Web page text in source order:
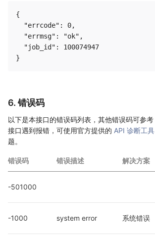
{
  "errcode": 0,
  "errmsg": "ok",
  "job_id": 100074947
6. 错误码
以下是本接口的错误码列表，其他错误码可参考
接口遇到报错，可使用官方提供的 API 诊断工具
题。
错误码 错误描述 解决方案
-501000
-1000 system error 系统错误